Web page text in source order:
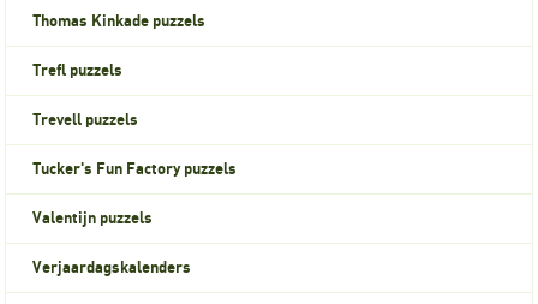
Thomas Kinkade puzzels
Trefl puzzels
Trevell puzzels
Tucker's Fun Factory puzzels
Valentijn puzzels
Verjaardagskalenders